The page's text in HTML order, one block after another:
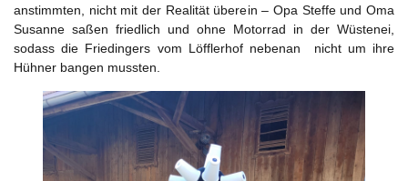
anstimmten, nicht mit der Realität überein – Opa Steffe und Oma
Susanne saßen friedlich und ohne Motorrad in der Wüstenei,
sodass die Friedingers vom Löfflerhof nebenan nicht um ihre
Hühner bangen mussten.